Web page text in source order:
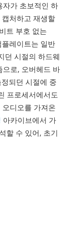
자가 초보적인 하
처하고 재생할
트 부호 없는
레이트는 일반
던 시절의 하드웨
으로, 오버헤드 바
되던 시절에 중
프로세서에서도
디오를 가져온
아카이브에서 가
할 수 있어, 초기